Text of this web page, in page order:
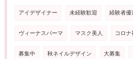
アイデザイナー 未経験歓迎 経験者優
ヴィーナスパーマ マスク美人 コロナ
募集中 秋ネイルデザイン 大募集